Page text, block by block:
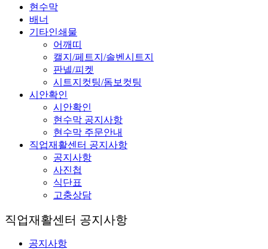
현수막
배너
기타인쇄물
어깨띠
캘지/페트지/솔벤시트지
판넬/피켓
시트지컷팅/돔보컷팅
시안확인
시안확인
현수막 공지사항
현수막 주문안내
직업재활센터 공지사항
공지사항
사진첩
식단표
고충상담
직업재활센터 공지사항
공지사항